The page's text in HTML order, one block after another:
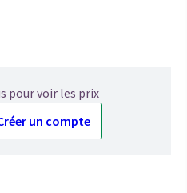
pour voir les prix
un compte